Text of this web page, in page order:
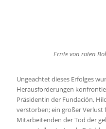
Ernte von roten
Ungeachtet dieses Erfolges
Herausforderungen
Präsidentin der Fundación,
verstorben; ein großer
Mitarbeitenden der Tod der